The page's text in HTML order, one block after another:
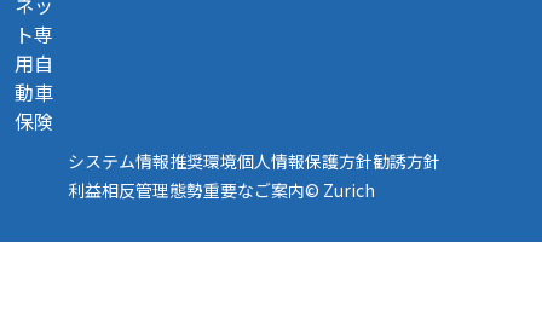
ト専
用自
動車
保険
システム情報推奨環境個人情報保護方針勧誘方針
利益相反管理態勢重要なご案内© Zurich